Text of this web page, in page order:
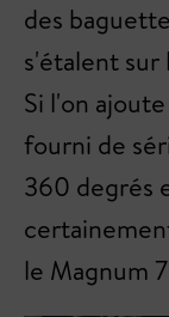
des
s'étalent sur
Si l'on
fourni de
360 degrés
le Magnum